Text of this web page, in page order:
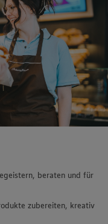
beraten und für
zubereiten, kreativ